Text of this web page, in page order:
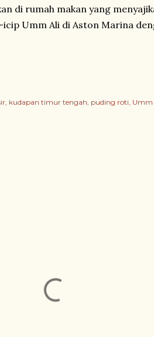
di rumah makan yang
icip Umm Ali di Aston Marina
kudapan timur tengah puding roti Umm